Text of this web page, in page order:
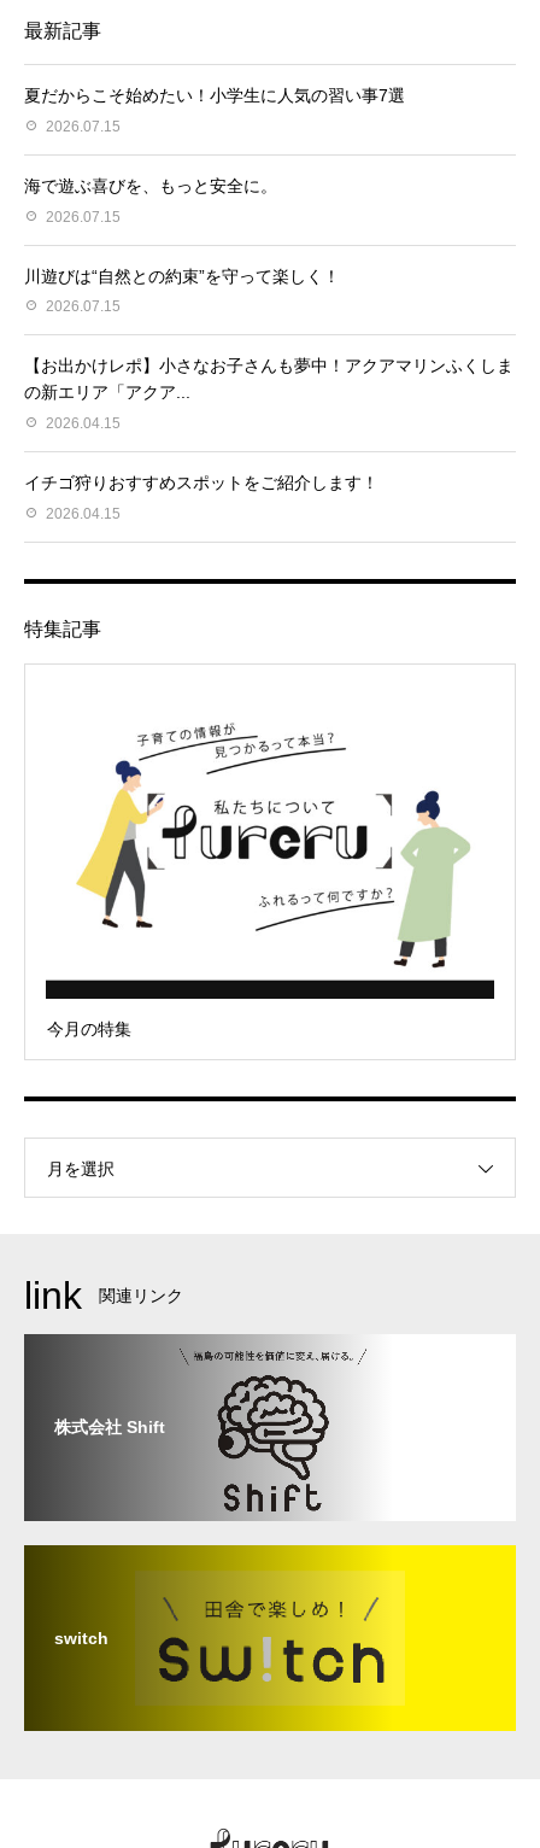
最新記事
夏だからこそ始めたい！小学生に人気の習い事7選
2026.07.15
海で遊ぶ喜びを、もっと安全に。
2026.07.15
川遊びは“自然との約束”を守って楽しく！
2026.07.15
【お出かけレポ】小さなお子さんも夢中！アクアマリンふくしま
の新エリア「アクア...
2026.04.15
イチゴ狩りおすすめスポットをご紹介します！
2026.04.15
特集記事
今月の特集
月を選択
link 関連リンク
株式会社 Shift
switch